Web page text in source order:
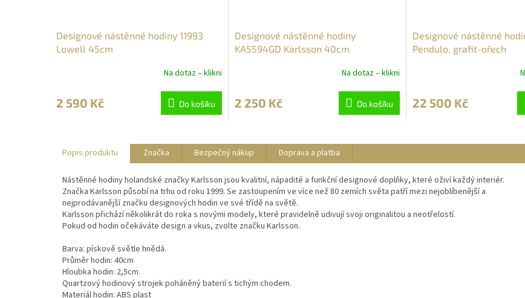
Designové nástěnné hodiny 11993
Lowell 45cm
Na dotaz – klikni
2 590 Kč Do košíku
Designové nástěnné hodiny
KA5594GD Karlsson 40cm
Na dotaz – klikni
2 250 Kč Do košíku
Designové nástěnné
Pendulo, grafit-ořech
22 500 Kč
Popis produktu Značka Bezpečný nákup Doprava a platba
Nástěnné hodiny holandské značky Karlsson jsou kvalitní, nápadité a funkční designové doplňky, které oživí každý interiér.
Značka Karlsson působí na trhu od roku 1999. Se zastoupením ve více než 80 zemích světa patří mezi nejoblíbenější a
nejprodávanější značku designových hodin ve své třídě na světě.
Karlsson přichází několikrát do roka s novými modely, které pravidelně udivují svoji originalitou a neotřelostí.
Pokud od hodin očekáváte design a vkus, zvolte značku Karlsson.
Barva: pískově světle hnědá.
Průměr hodin: 40cm
Hloubka hodin: 2,5cm.
Quartzový hodinový strojek poháněný baterií s tichým chodem.
Materiál hodin: ABS plast